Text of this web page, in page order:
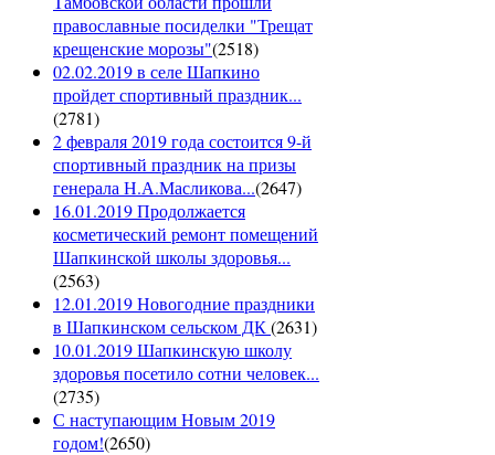
православные посиделки "Трещат
крещенские морозы"(2518)
02.02.2019 в селе Шапкино
пройдет спортивный праздник...
(2781)
2 февраля 2019 года состоится 9-й
спортивный праздник на призы
генерала Н.А.Масликова...(2647)
16.01.2019 Продолжается
косметический ремонт помещений
Шапкинской школы здоровья...
(2563)
12.01.2019 Новогодние праздники
в Шапкинском сельском ДК(2631)
10.01.2019 Шапкинскую школу
здоровья посетило сотни человек...
(2735)
С наступающим Новым 2019
годом!(2650)